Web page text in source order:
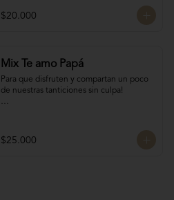
Naranjitas con chocolate
$20.000
Mix Te amo Papá
Para que disfruten y compartan un poco
de nuestras tanticiones sin culpa!
manjar blanco)
Naranjitas con chocolate 150 gr
$25.000